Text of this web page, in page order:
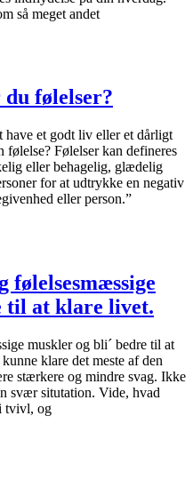
så meget andet
følelser?
have et godt liv eller et dårligt
Følelser kan defineres
eller behagelig, glædelig
for at udtrykke en negativ
eller person.”
følelsesmæssige
til at klare livet.
muskler og bli´ bedre til at
klare det meste af den
stærkere og mindre svag. Ikke
svær situtation. Vide, hvad
tvivl, og